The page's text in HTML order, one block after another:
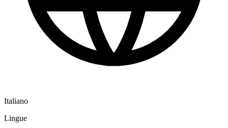
Italiano
Lingue